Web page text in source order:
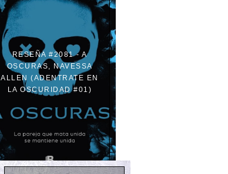
RESEÑA #2081 - A
OSCURAS, NAVESSA
ALLEN (ADENTRATE EN
LA OSCURIDAD #01)